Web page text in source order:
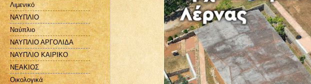
Λιμενικό
ΝΑΥΠΛΙΟ
Ναύπλιο
ΝΑΥΠΛΙΟ ΑΡΓΟΛΙΔΑ
ΝΑΥΠΛΙΟ ΚΑΙΡΙΚΟ
ΝΕΑΚΙΟΣ
Οικολογικά